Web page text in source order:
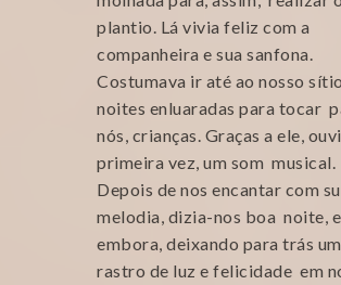
plantio. Lá vivia feliz com a
companheira e sua sanfona.
Costumava ir até ao nosso
noites enluaradas para tocar
nós, crianças. Graças a ele,
primeira vez, um som musical.
Depois de nos encantar com
melodia, dizia-nos boa noite,
embora, deixando para trás um
rastro de luz e felicidade em